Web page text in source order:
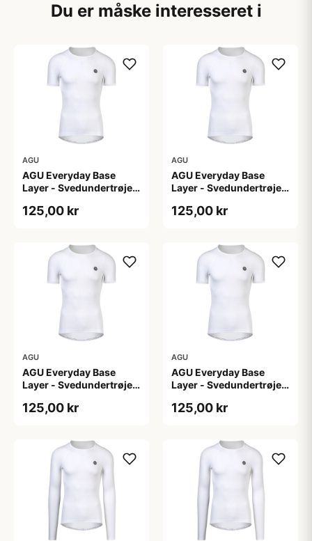
Du er måske interesseret i
AGU
AGU Everyday Base
Layer - Svedundertrøje
125,00 kr
AGU
AGU Everyday Base
Layer - Svedundertrøje
125,00 kr
AGU
AGU Everyday Base
Layer - Svedundertrøje
125,00 kr
AGU
AGU Everyday Base
Layer - Svedundertrøje
125,00 kr